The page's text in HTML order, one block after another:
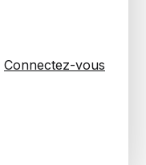
Connectez-vous